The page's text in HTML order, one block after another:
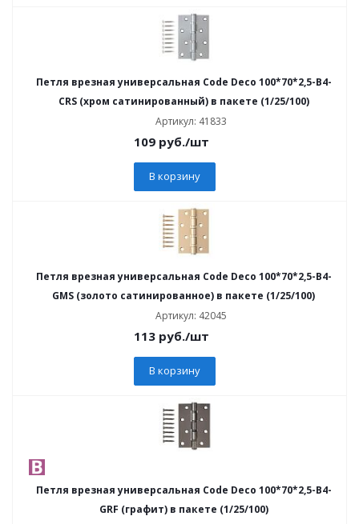
Петля врезная универсальная Code Deco 100*70*2,5-B4-
CRS (хром сатинированный) в пакете (1/25/100)
Артикул: 41833
109 руб./шт
В корзину
Петля врезная универсальная Code Deco 100*70*2,5-B4-
GMS (золото сатинированное) в пакете (1/25/100)
Артикул: 42045
113 руб./шт
В корзину
Петля врезная универсальная Code Deco 100*70*2,5-B4-
GRF (графит) в пакете (1/25/100)